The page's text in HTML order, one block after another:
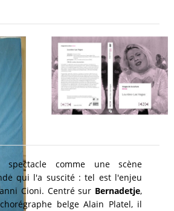
spectacle comme une scène
qui l'a suscité : tel est l'enjeu
Cioni. Centré sur Bernadetje,
belge Alain Platel, il